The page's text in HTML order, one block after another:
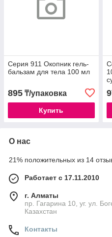
Серия 911 Окопник гель-
бальзам для тела 100 мл
895 ₸/упаковка
Купить
О нас
21% положительных из 14
Работает с 17.11.2010
г. Алматы
пр. Гагарина 10, уг. ул.
Казахстан
Контакты